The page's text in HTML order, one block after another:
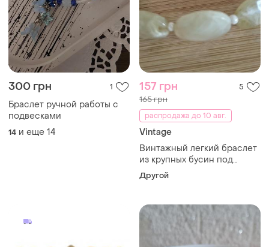
300 грн 1
Браслет ручной работы с
подвесками
14 и еще 14
157 грн 5
165 грн
распродажа до 10 авг.
Vintage
Винтажный легкий браслет
из крупных бусин под
нефрит / жадеит, пластик
y2k
Другой